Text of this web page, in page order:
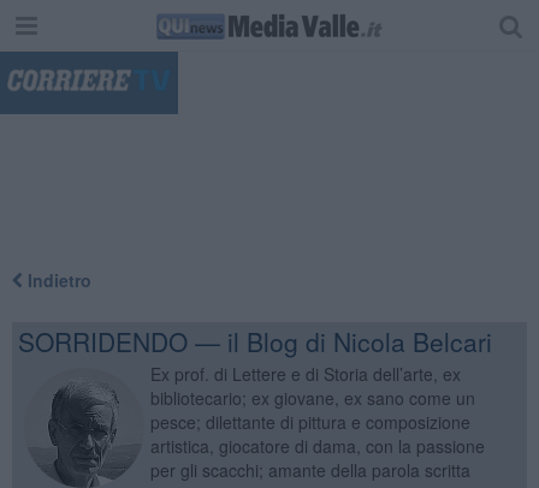
Indietro
SORRIDENDO — il Blog di Nicola Belcari
Ex prof. di Lettere e di Storia dell’arte, ex
bibliotecario; ex giovane, ex sano come un
pesce; dilettante di pittura e composizione
artistica, giocatore di dama, con la passione
per gli scacchi; amante della parola scritta